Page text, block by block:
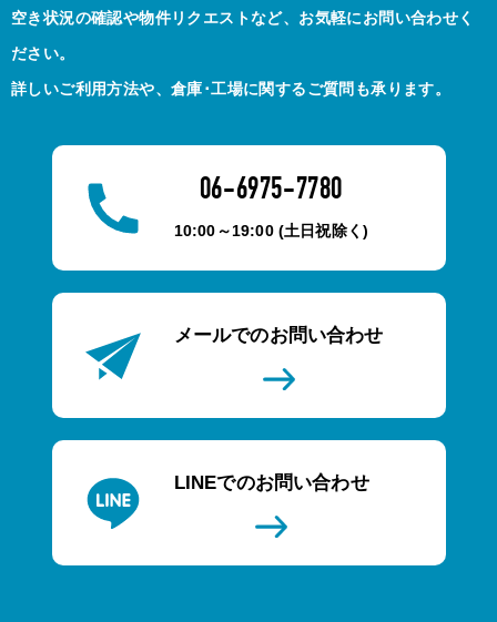
空き状況の確認や物件リクエストなど、お気軽にお問い合わせく
ださい。
詳しいご利用方法や、倉庫･工場に関するご質問も承ります。
06-6975-7780
10:00～19:00 (土日祝除く)
メールでのお問い合わせ
LINEでのお問い合わせ